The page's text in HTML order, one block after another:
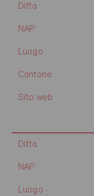
Ditta
NAP
Luogo
Cantone
Sito web
Ditta
NAP
Luogo